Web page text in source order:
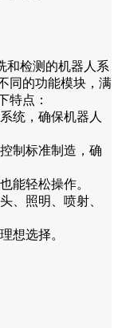
和检测的机器人系
同的功能模块，满
特点：
统，确保机器人
制标准制造，确
能轻松操作。
、照明、喷射、
想选择。